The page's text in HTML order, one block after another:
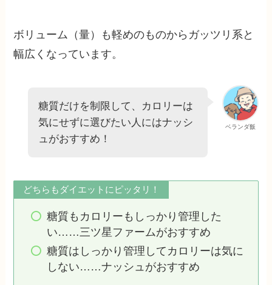
ボリューム（量）も軽めのものからガッツリ系と
幅広くなっています。
ベランダ飯
糖質だけを制限して、カロリーは
気にせずに選びたい人にはナッシ
ュがおすすめ！
どちらもダイエットにピッタリ！
糖質もカロリーもしっかり管理した
い……三ツ星ファームがおすすめ
糖質はしっかり管理してカロリーは気に
しない……ナッシュがおすすめ